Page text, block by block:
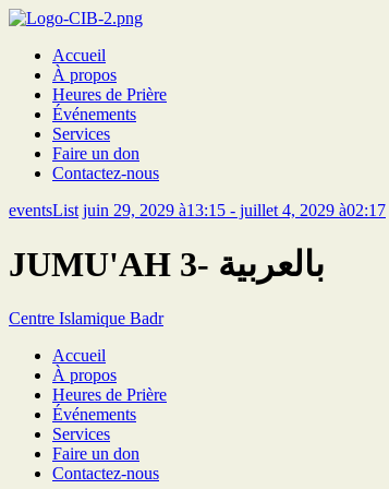
Accueil
À propos
Heures de Prière
Événements
Services
Faire un don
Contactez-nous
eventsList juin 29, 2029 à13:15 - juillet 4, 2029 à02:17
JUMU'AH 3- بالعربية
Centre Islamique Badr
Accueil
À propos
Heures de Prière
Événements
Services
Faire un don
Contactez-nous